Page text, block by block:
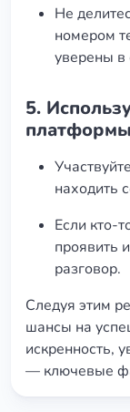
Не
номером
уверены в
5.
платформы
находить
Если кто-
проявить
разговор.
Следуя этим
шансы на
искренность,
— ключевые